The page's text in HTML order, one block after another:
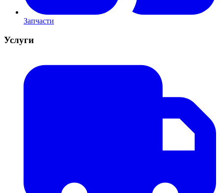
Запчасти
Услуги